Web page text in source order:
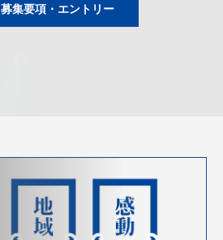
募集要項・エントリー